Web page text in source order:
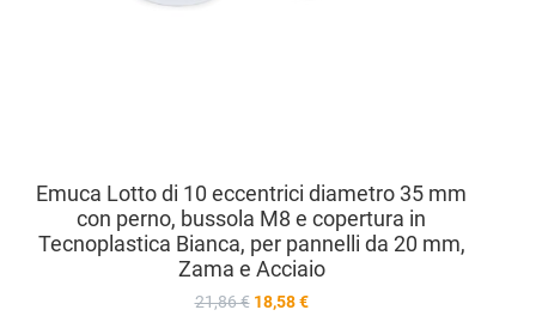
Emuca Lotto di 10 eccentrici diametro 35 mm
con perno, bussola M8 e copertura in
Tecnoplastica Bianca, per pannelli da 20 mm,
Zama e Acciaio
21,86 € 18,58 €